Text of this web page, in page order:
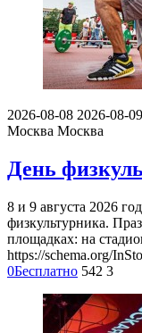
2026-08-08 2026-08-09
Москва Москва
День
8 и 9 августа 2026
физкультурника.
площадках: на
https://schema.org/
0Бесплатно 542 3